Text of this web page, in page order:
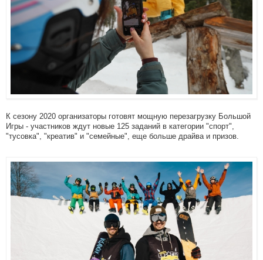
К сезону 2020 организаторы готовят мощную перезагрузку Большой
Игры - участников ждут новые 125 заданий в категории "спорт",
"тусовка", "креатив" и "семейные", еще больше драйва и призов.